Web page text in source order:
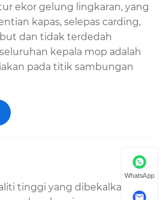
ekor gelung lingkaran, yang
kapas, selepas carding,
dan tidak terdedah
kepala mop adalah
pada titik sambungan
tinggi yang dibekalkan
WhatsApp